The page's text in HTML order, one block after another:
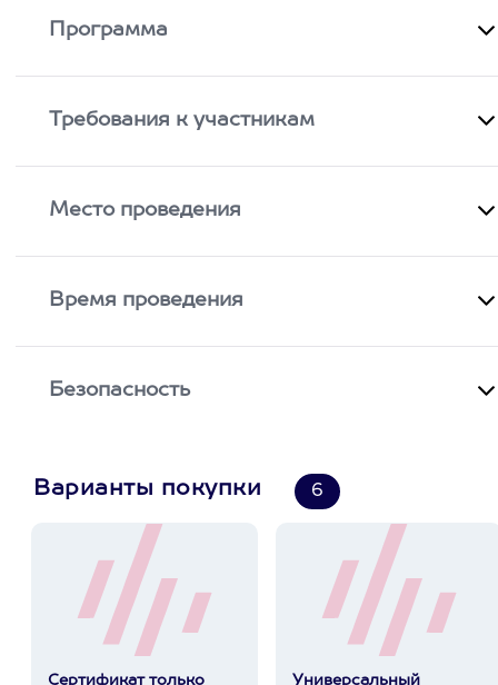
Программа
Требования к участникам
Место проведения
Время проведения
Безопасность
Варианты покупки 6
Сертификат только
Универсальный